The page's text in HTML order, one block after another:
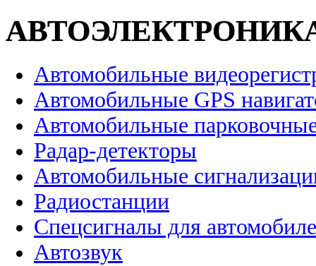
Автомобильные
Автомобильные GPS
Автомобильные
Радар-детекторы
Автомобильные
Радиостанции
Спецсигналы для
Автозвук